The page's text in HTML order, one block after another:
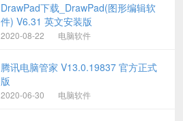
DrawPad下载_DrawPad(图形编辑软
件) V6.31 英文安装版
2020-08-22 电脑软件
腾讯电脑管家 V13.0.19837 官方正式
版
2020-06-30 电脑软件